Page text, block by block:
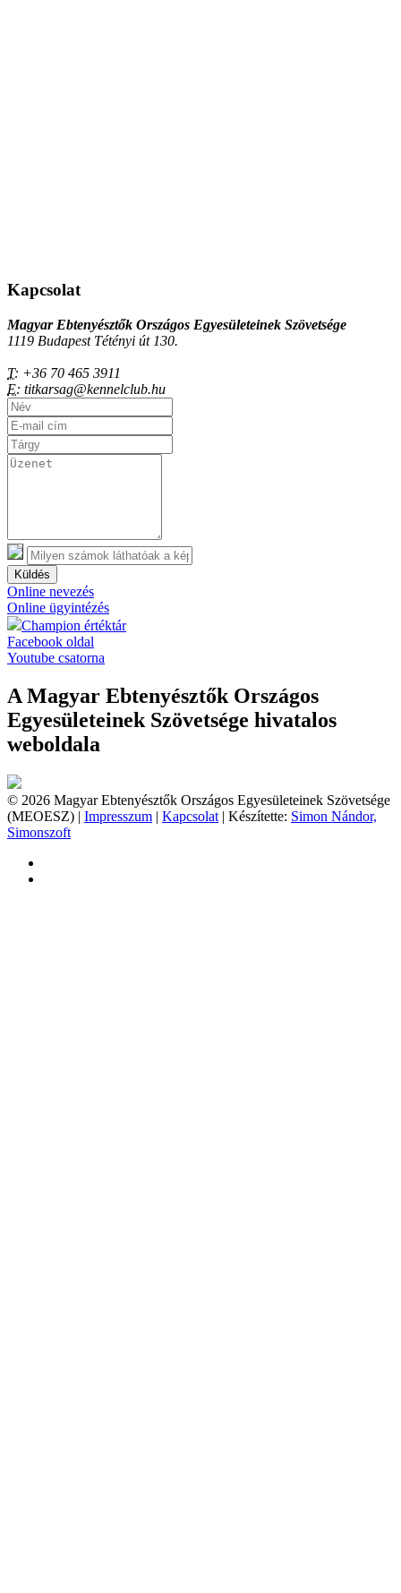
Kapcsolat
Magyar Ebtenyésztők Országos Egyesületeinek Szövetsége
1119 Budapest Tétényi út 130.
T: +36 70 465 3911
E: titkarsag@kennelclub.hu
Küldés
Online nevezés
Online ügyintézés
Champion értéktár
Facebook oldal
Youtube csatorna
A Magyar Ebtenyésztők Országos
Egyesületeinek Szövetsége hivatalos
weboldala
© 2026 Magyar Ebtenyésztők Országos Egyesületeinek Szövetsége
(MEOESZ) | Impresszum | Kapcsolat | Készítette: Simon Nándor,
Simonszoft